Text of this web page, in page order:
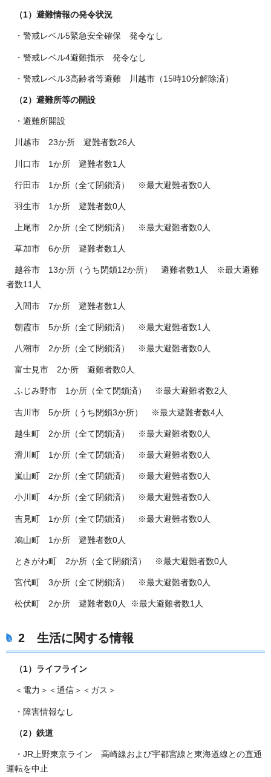
（1）避難情報の発令状況
・警戒レベル5緊急安全確保 発令なし
・警戒レベル4避難指示 発令なし
・警戒レベル3高齢者等避難 川越市（15時10分解除済）
（2）避難所等の開設
・避難所開設
川越市 23か所 避難者数26人
川口市 1か所 避難者数1人
行田市 1か所（全て閉鎖済） ※最大避難者数0人
羽生市 1か所 避難者数0人
上尾市 2か所（全て閉鎖済） ※最大避難者数0人
草加市 6か所 避難者数1人
越谷市 13か所（うち閉鎖12か所） 避難者数1人 ※最大避難
者数11人
入間市 7か所 避難者数1人
朝霞市 5か所（全て閉鎖済） ※最大避難者数1人
八潮市 2か所（全て閉鎖済） ※最大避難者数0人
富士見市 2か所 避難者数0人
ふじみ野市 1か所（全て閉鎖済） ※最大避難者数2人
吉川市 5か所（うち閉鎖3か所） ※最大避難者数4人
越生町 2か所（全て閉鎖済） ※最大避難者数0人
滑川町 1か所（全て閉鎖済） ※最大避難者数0人
嵐山町 2か所（全て閉鎖済） ※最大避難者数0人
小川町 4か所（全て閉鎖済） ※最大避難者数0人
吉見町 1か所（全て閉鎖済） ※最大避難者数0人
鳩山町 1か所 避難者数0人
ときがわ町 2か所（全て閉鎖済） ※最大避難者数0人
宮代町 3か所（全て閉鎖済） ※最大避難者数0人
松伏町 2か所 避難者数0人 ※最大避難者数1人
2 生活に関する情報
（1）ライフライン
＜電力＞＜通信＞＜ガス＞
・障害情報なし
（2）鉄道
・JR上野東京ライン 高崎線および宇都宮線と東海道線との直通
運転を中止